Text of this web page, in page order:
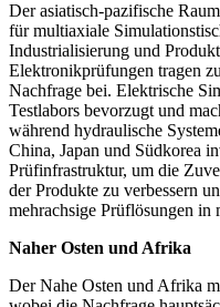
Der asiatisch-pazifische
für multiaxiale
Industrialisierung und
Elektronikprüfungen tragen
Nachfrage bei. Elektrische
Testlabors bevorzugt und
während hydraulische
China, Japan und Südkorea
Prüfinfrastruktur, um die
der Produkte zu verbessern
mehrachsige Prüflösungen in
Naher Osten und Afrika
Der Nahe Osten und Afrika